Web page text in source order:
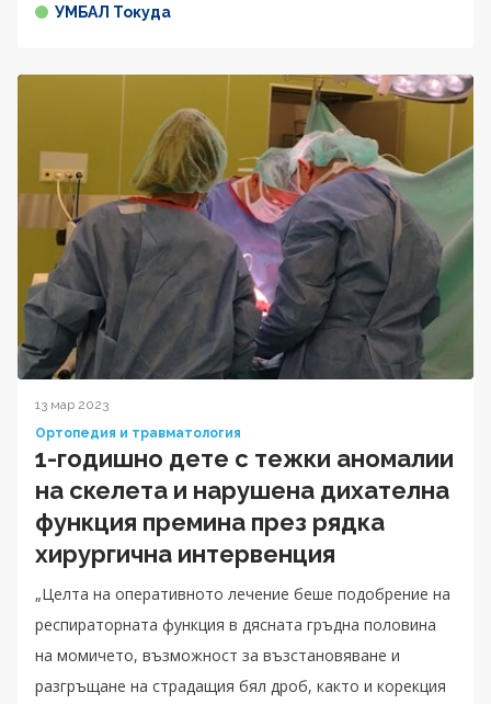
УМБАЛ Токуда
13 мар 2023
Ортопедия и травматология
1-годишно дете с тежки аномалии
на скелета и нарушена дихателна
функция премина през рядка
хирургична интервенция
„Целта на оперативното лечение беше подобрение на
респираторната функция в дясната гръдна половина
на момичето, възможност за възстановяване и
разгръщане на страдащия бял дроб, както и корекция